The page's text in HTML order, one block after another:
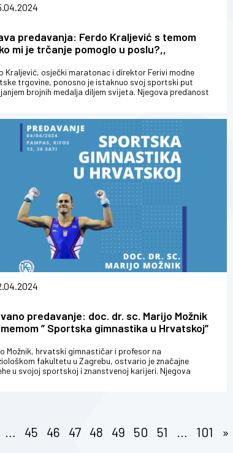
predavanja: Ferdo Kraljević s temom
mi je trčanje pomoglo u poslu?,,
Kraljević, osječki maratonac i direktor Ferivi modne
trgovine, ponosno je istaknuo svoj sportski put
brojnih medalja diljem svijeta. Njegova predanost
predavanje: doc. dr. sc. Marijo Možnik
” Sportska gimnastika u Hrvatskoj”
Možnik, hrvatski gimnastičar i profesor na
fakultetu u Zagrebu, ostvario je značajne
u svojoj sportskoj i znanstvenoj karijeri. Njegova
45 46 47 48 49 50 51 101 »